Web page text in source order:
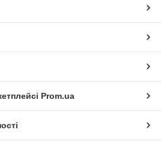
Prom.ua